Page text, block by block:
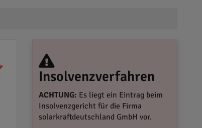
Insolvenzverfahren
ACHTUNG: Es liegt ein Eintrag beim
Insolvenzgericht für die Firma
solarkraftdeutschland GmbH vor.